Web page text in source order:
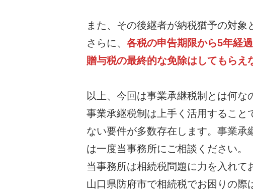
また、その後継者が納税猶予の対象
さらに、 各税の申告期限から5年経
贈与税の最終的な免除はしてもらえ
以上、今回は事業承継税制とは何な
事業承継税制は上手く活用すること
ない要件が多数存在します。事業
は一度当事務所にご相談ください。
当事務所は相続税問題に力を入れて
山口県防府市で相続税でお困りの際